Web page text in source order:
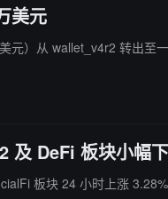
美元
）从 wallet_v4r2 转出至
及 DeFi 板块小幅
板块 24 小时上涨